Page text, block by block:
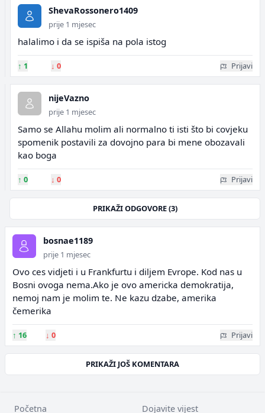
ShevaRossonero1409
prije 1 mjesec
halalimo i da se ispiša na pola istog
↑ 1 ↓ 0 Prijavi
nijeVazno
prije 1 mjesec
Samo se Allahu molim ali normalno ti isti što bi covjeku
spomenik postavili za dovojno para bi mene obozavali
kao boga
↑ 0 ↓ 0 Prijavi
PRIKAŽI ODGOVORE (3)
bosnae1189
prije 1 mjesec
Ovo ces vidjeti i u Frankfurtu i diljem Evrope. Kod nas u
Bosni ovoga nema.Ako je ovo americka demokratija,
nemoj nam je molim te. Ne kazu dzabe, amerika
čemerika
↑ 16 ↓ 0 Prijavi
PRIKAŽI JOŠ KOMENTARA
Početna Dojavite vijest